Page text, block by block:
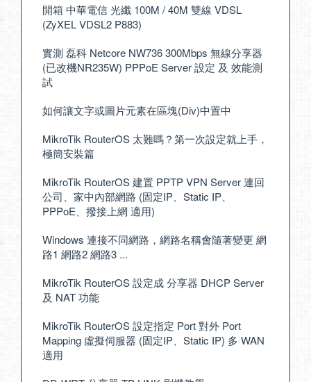
開箱 中華電信 光纖 100M / 40M 雙線 VDSL
(ZyXEL VDSL2 P883)
實測 磊科 Netcore NW736 300Mbps 無線分享器
(已改機NR235W) PPPoE Server 設定 及 效能測
試
如何讓文字或圖片元素在區塊(Div)中置中
MikroTik RouterOS 太難嗎？第一次設定就上手，
極簡安裝篇
MikroTik RouterOS 建置 PPTP VPN Server 連回
公司、家中內部網路 (固定IP、Static IP、
PPPoE、撥接上網 適用)
Windows 連接不同網路，網路名稱會隨著變更 網
路1 網路2 網路3 ...
MikroTik RouterOS 設定成 分享器 DHCP Server
及 NAT 功能
MikroTik RouterOS 設定指定 Port 對外 Port
Mapping 虛擬伺服器 (固定IP、Static IP) 多 WAN
適用